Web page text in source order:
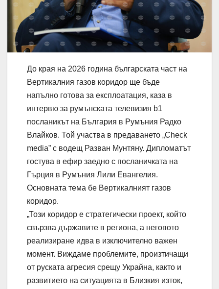
До края на 2026 година българската част на
Вертикалния газов коридор ще бъде
напълно готова за експлоатация, каза в
интервю за румънската телевизия b1
посланикът на България в Румъния Радко
Влайков. Той участва в предаването „Check
media” с водещ Разван Мунтяну. Дипломатът
гостува в ефир заедно с посланичката на
Гърция в Румъния Лили Евангелия.
Основната тема бе Вертикалният газов
коридор.
„Този коридор е стратегически проект, който
свързва държавите в региона, а неговото
реализиране идва в изключително важен
момент. Виждаме проблемите, произтичащи
от руската агресия срещу Украйна, както и
развитието на ситуацията в Близкия изток,